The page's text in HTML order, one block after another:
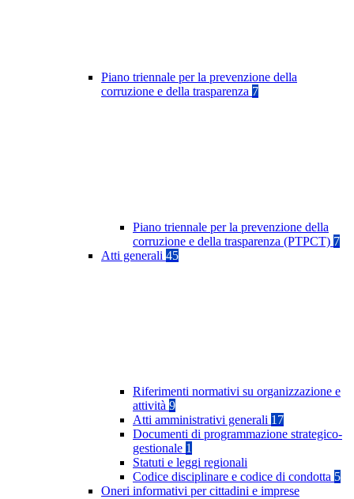
Piano triennale per la prevenzione della
corruzione e della trasparenza 7
Piano triennale per la prevenzione della
corruzione e della trasparenza (PTPCT) 7
Atti generali 45
Riferimenti normativi su organizzazione e
attività 9
Atti amministrativi generali 17
Documenti di programmazione strategico-
gestionale 1
Statuti e leggi regionali
Codice disciplinare e codice di condotta 5
Oneri informativi per cittadini e imprese